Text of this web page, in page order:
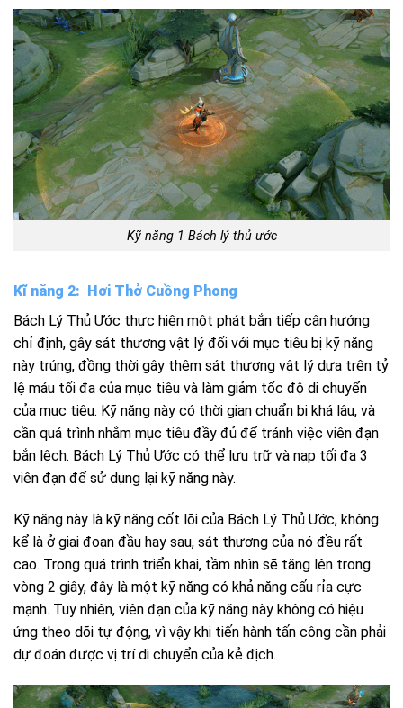
Kỹ năng 1 Bách lý thủ ước
Kĩ năng 2: Hơi Thở Cuồng Phong
Bách Lý Thủ Ước thực hiện một phát bắn tiếp cận hướng
chỉ định, gây sát thương vật lý đối với mục tiêu bị kỹ năng
này trúng, đồng thời gây thêm sát thương vật lý dựa trên tỷ
lệ máu tối đa của mục tiêu và làm giảm tốc độ di chuyển
của mục tiêu. Kỹ năng này có thời gian chuẩn bị khá lâu, và
cần quá trình nhắm mục tiêu đầy đủ để tránh việc viên đạn
bắn lệch. Bách Lý Thủ Ước có thể lưu trữ và nạp tối đa 3
viên đạn để sử dụng lại kỹ năng này.
Kỹ năng này là kỹ năng cốt lõi của Bách Lý Thủ Ước, không
kể là ở giai đoạn đầu hay sau, sát thương của nó đều rất
cao. Trong quá trình triển khai, tầm nhìn sẽ tăng lên trong
vòng 2 giây, đây là một kỹ năng có khả năng cấu rỉa cực
mạnh. Tuy nhiên, viên đạn của kỹ năng này không có hiệu
ứng theo dõi tự động, vì vậy khi tiến hành tấn công cần phải
dự đoán được vị trí di chuyển của kẻ địch.